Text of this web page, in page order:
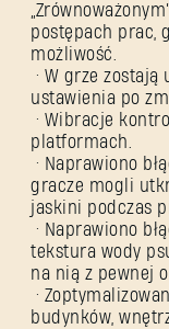
postępach prac,
możliwość.
• W grze
ustawienia po
• Wibracje
platformach.
• Naprawiono
gracze mogli
jaskini podczas
• Naprawiono
tekstura wody
na nią z pewnej
•
budynków,